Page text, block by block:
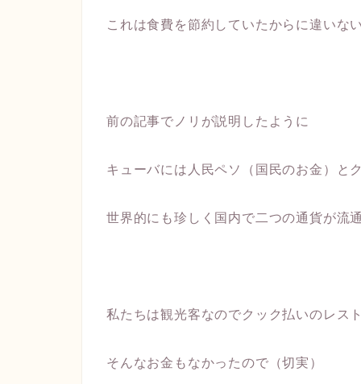
これは食費を節約していたからに違いな
前の記事でノリが説明したように
キューバには人民ペソ（国民のお金）と
世界的にも珍しく国内で二つの通貨が流
私たちは観光客なのでクック払いのレス
そんなお金もなかったので（切実）